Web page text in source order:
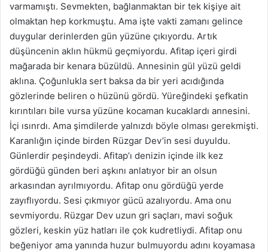
varmamıştı. Sevmekten, bağlanmaktan bir tek kişiye ait
olmaktan hep korkmuştu. Ama işte vakti zamanı gelince
duygular derinlerden gün yüzüne çıkıyordu. Artık
düşüncenin aklın hükmü geçmiyordu. Afitap içeri girdi
mağarada bir kenara büzüldü. Annesinin gül yüzü geldi
aklına. Çoğunlukla sert baksa da bir yeri acıdığında
gözlerinde beliren o hüzünü gördü. Yüreğindeki şefkatin
kırıntıları bile vursa yüzüne kocaman kucaklardı annesini.
İçi ısınrdı. Ama şimdilerde yalnızdı böyle olması gerekmişti.
Karanlığın içinde birden Rüzgar Dev’in sesi duyuldu.
Günlerdir peşindeydi. Afitap’ı denizin içinde ilk kez
gördüğü günden beri aşkını anlatıyor bir an olsun
arkasından ayrılmıyordu. Afitap onu gördüğü yerde
zayıflıyordu. Sesi çıkmıyor gücü azalıyordu. Ama onu
sevmiyordu. Rüzgar Dev uzun gri saçları, mavi soğuk
gözleri, keskin yüz hatları ile çok kudretliydi. Afitap onu
beğeniyor ama yanında huzur bulmuyordu adını koyamasa